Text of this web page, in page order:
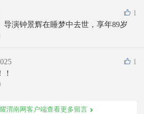
1
导演钟景辉在睡梦中去世，享年89岁
1
渭南网客户端查看更多留言